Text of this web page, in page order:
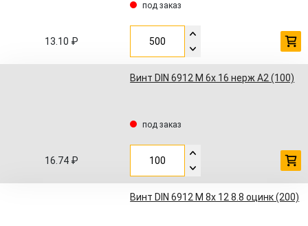
под заказ
13.10 ₽
Винт DIN 6912 M 6x 16 нерж A2 (100)
под заказ
16.74 ₽
Винт DIN 6912 M 8x 12 8.8 оцинк (200)